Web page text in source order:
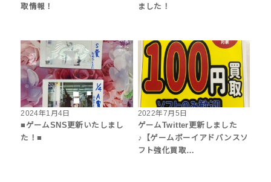
取情報！
ました！
2024年1月4日
■ゲームSNS更新いたしまし
た！■
2022年7月5日
ゲームTwitter更新しました
♪【ゲームボーイアドバンスソ
フト強化買取…